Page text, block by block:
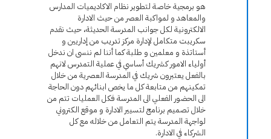
هو برمجية خاصة لتطوير نظام الاكاديميات المدارس
والمعاهد و لمواكبة العصر من حيث الادارة
الالكترونية لكل جوانب المدرسة الحديثة، حيث نقدم
سكريبت متكامل لإدارة مركز تدريب من إداريين و
أستاتذة و معلمين و طلبة كما أننا لم ننسى ان ندخل
أولياء الامور كشريك أساسي في عملية التمدرس لانهم
بالفعل يعتبرون شريك في المدرسة العصرية من خلال
تمكينهم من متابعة كل ما يخص ابنائهم دون الحاجة
الى الحضور الفعلي الى المدرسة فكل العمليات تتم من
خلال تصميم برنامج لتسيير الادارة و موقع الكتروني
لواجهة المدرسة يتم التعامل من خلاله مع كل
الشركاء في الادارة.